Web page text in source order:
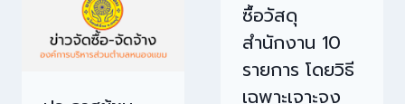
ซื้อวัสดุ
สำนักงาน 10
รายการ โดยวิธี
เฉพาะเจาะจง